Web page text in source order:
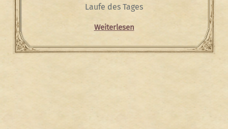
Laufe des Tages
Weiterlesen